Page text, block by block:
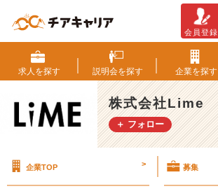
戦
と
刺
激
の
あ
【株
会員登録
求人を探す 説明会を探す 企業を探す
株式会社Lime
＋ フォロー
企業TOP > 募集